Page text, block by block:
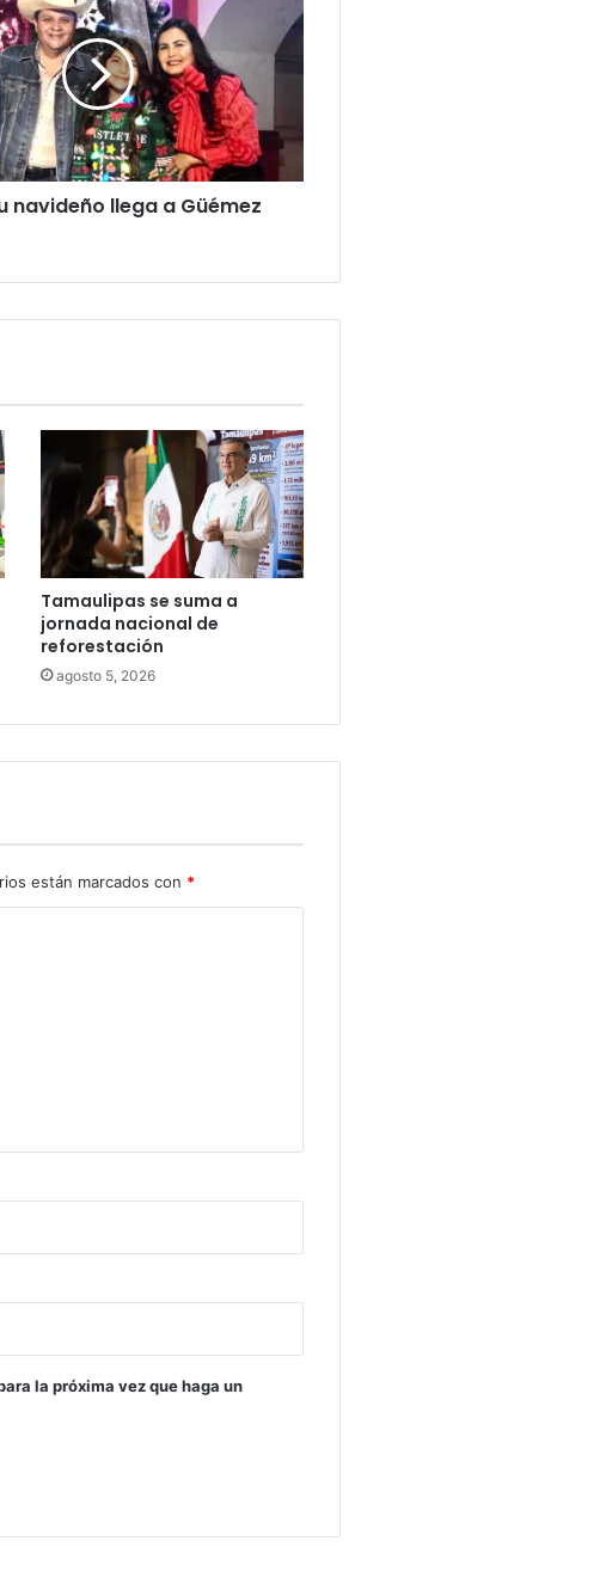
navideño llega a Güémez
Tamaulipas se suma a
jornada nacional de
reforestación
agosto 5, 2026
están marcados con *
la próxima vez que haga un